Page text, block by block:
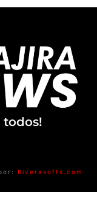
todos!
Riverasofts.com